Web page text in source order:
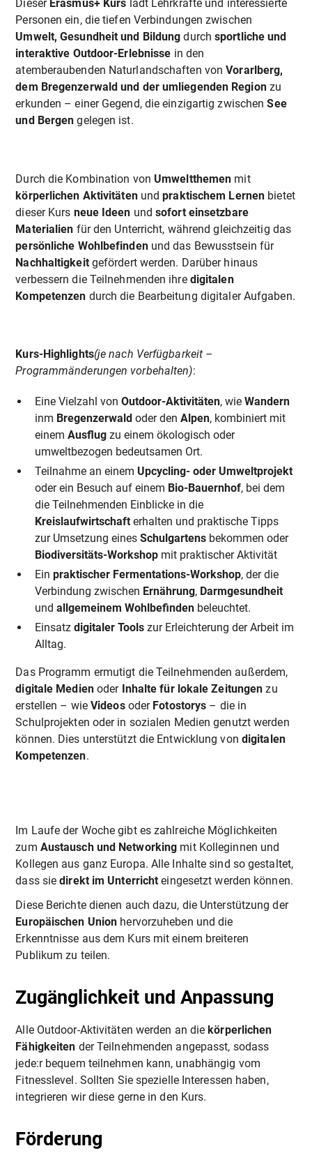
Dieser Erasmus+ Kurs lädt Lehrkräfte und interessierte
Personen ein, die tiefen Verbindungen zwischen
Umwelt, Gesundheit und Bildung durchsportliche und
interaktive Outdoor-Erlebnisse in den
atemberaubenden Naturlandschaften vonVorarlberg,
dem Bregenzerwald und der umliegenden Regionzu
erkunden – einer Gegend, die einzigartig zwischenSee
und Bergen gelegen ist.
Durch die Kombination von Umweltthemen mit
körperlichen Aktivitätenundpraktischem Lernen bietet
dieser Kurs neue Ideen undsofort einsetzbare
Materialien für den Unterricht, während gleichzeitig das
persönliche Wohlbefindenund das Bewusstsein für
Nachhaltigkeitgefördert werden. Darüber hinaus
verbessern die Teilnehmenden ihre digitalen
Kompetenzen durch die Bearbeitung digitaler Aufgaben.
Kurs-Highlights(je nach Verfügbarkeit –
Programmänderungen vorbehalten):
Eine Vielzahl vonOutdoor-Aktivitäten, wieWandern
inm Bregenzerwald oder denAlpen, kombiniert mit
einemAusflug zu einem ökologisch oder
umweltbezogen bedeutsamen Ort.
Teilnahme an einem Upcycling- oder Umweltprojekt
oder ein Besuch auf einem Bio-Bauernhof, bei dem
die Teilnehmenden Einblicke in die
Kreislaufwirtschaft erhalten und praktische Tipps
zur Umsetzung einesSchulgartens bekommen oder
Biodiversitäts-Workshop mit praktischer Aktivität
Einpraktischer Fermentations-Workshop, der die
Verbindung zwischen Ernährung, Darmgesundheit
undallgemeinem Wohlbefinden beleuchtet.
Einsatzdigitaler Tools zur Erleichterung der Arbeit im
Alltag.
Das Programm ermutigt die Teilnehmenden außerdem,
digitale Medienoder Inhalte für lokale Zeitungen zu
erstellen – wie Videosoder Fotostorys – die in
Schulprojekten oder in sozialen Medien genutzt werden
können. Dies unterstützt die Entwicklung von digitalen
Kompetenzen.
Im Laufe der Woche gibt es zahlreiche Möglichkeiten
zum Austausch und Networking mit Kolleginnen und
Kollegen aus ganz Europa. Alle Inhalte sind so gestaltet,
dass siedirekt im Unterricht eingesetzt werden können.
Diese Berichte dienen auch dazu, die Unterstützung der
Europäischen Union hervorzuheben und die
Erkenntnisse aus dem Kurs mit einem breiteren
Publikum zu teilen.
Zugänglichkeit und Anpassung
Alle Outdoor-Aktivitäten werden an die körperlichen
Fähigkeiten der Teilnehmenden angepasst, sodass
jede:r bequem teilnehmen kann, unabhängig vom
Fitnesslevel. Sollten Sie spezielle Interessen haben,
integrieren wir diese gerne in den Kurs.
Förderung